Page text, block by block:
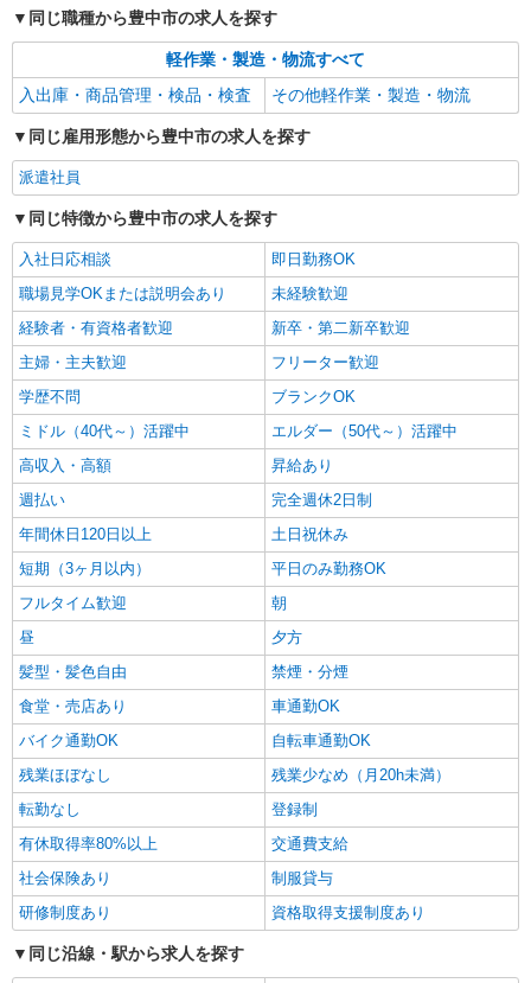
同じ職種から豊中市の求人を探す
軽作業・製造・物流すべて
入出庫・商品管理・検品・検査
その他軽作業・製造・物流
同じ雇用形態から豊中市の求人を探す
派遣社員
同じ特徴から豊中市の求人を探す
入社日応相談
即日勤務OK
職場見学OKまたは説明会あり
未経験歓迎
経験者・有資格者歓迎
新卒・第二新卒歓迎
主婦・主夫歓迎
フリーター歓迎
学歴不問
ブランクOK
ミドル（40代～）活躍中
エルダー（50代～）活躍中
高収入・高額
昇給あり
週払い
完全週休2日制
年間休日120日以上
土日祝休み
短期（3ヶ月以内）
平日のみ勤務OK
フルタイム歓迎
朝
昼
夕方
髪型・髪色自由
禁煙・分煙
食堂・売店あり
車通勤OK
バイク通勤OK
自転車通勤OK
残業ほぼなし
残業少なめ（月20h未満）
転勤なし
登録制
有休取得率80%以上
交通費支給
社会保険あり
制服貸与
研修制度あり
資格取得支援制度あり
同じ沿線・駅から求人を探す